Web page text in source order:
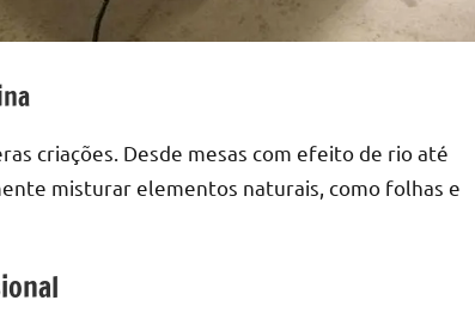
criações. Desde mesas com efeito de rio até
misturar elementos naturais, como folhas e